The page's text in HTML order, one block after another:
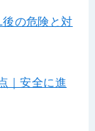
の危険と対
｜安全に進